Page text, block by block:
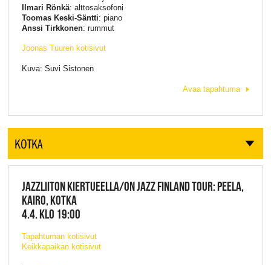
Ilmari Rönkä: alttosaksofoni
Toomas Keski-Säntti: piano
Anssi Tirkkonen: rummut
Joonas Tuuren kotisivut
Kuva: Suvi Sistonen
Avaa tapahtuma
KOTKA
JAZZLIITON KIERTUEELLA/ON JAZZ FINLAND TOUR: PEELA,
KAIRO, KOTKA
4.4. KLO 19:00
Tapahtuman kotisivut
Keikkapaikan kotisivut